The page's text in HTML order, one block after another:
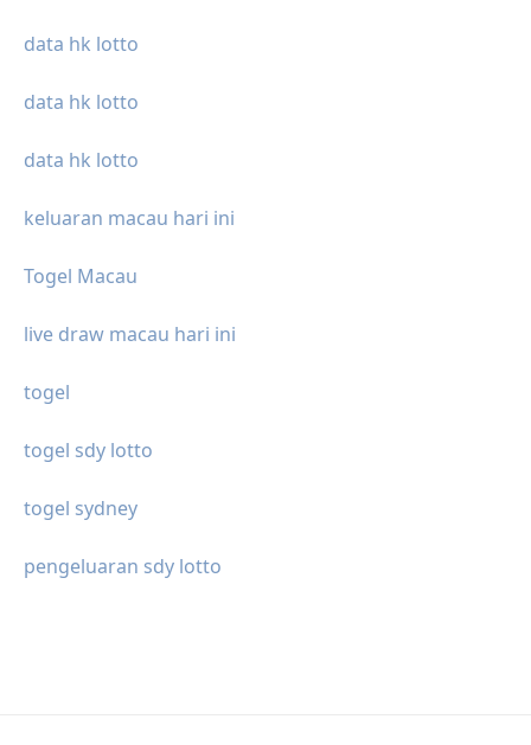
data hk lotto
data hk lotto
data hk lotto
keluaran macau hari ini
Togel Macau
live draw macau hari ini
togel
togel sdy lotto
togel sydney
pengeluaran sdy lotto